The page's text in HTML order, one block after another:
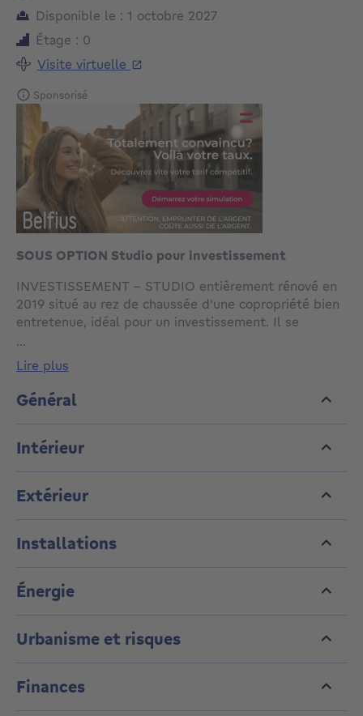
Disponible le : 1 octobre 2027
Étage : 0
Visite virtuelle
Sponsorisé
SOUS OPTION Studio pour investissement
INVESTISSEMENT - STUDIO entièrement rénové en
2019 situé au rez de chaussée d'une copropriété bien
entretenue, idéal pour un investissement. Il se
séjour lumineux donnant accès à la cuisine et à la
terrasse, une cave complète l'ensemble. L'immeuble
dispose d'un parking extérieur sécurisé. PEB C. A
visiter sans tarder ! Loué actuellement, fin du bail
octobre 2027 - Rendement net proche de 4% !
...
lire plus
Général
Intérieur
Extérieur
Installations
Énergie
Urbanisme et risques
Finances